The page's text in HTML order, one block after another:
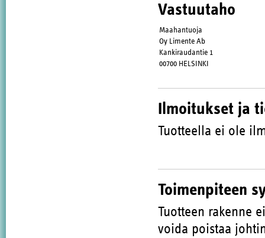
Vastuutaho
Maahantuoja
Oy Limente Ab
Kankiraudantie 1
00700 HELSINKI
Ilmoitukset ja
Tuotteella ei ole
Toimenpiteen
Tuotteen rakenne
voida poistaa